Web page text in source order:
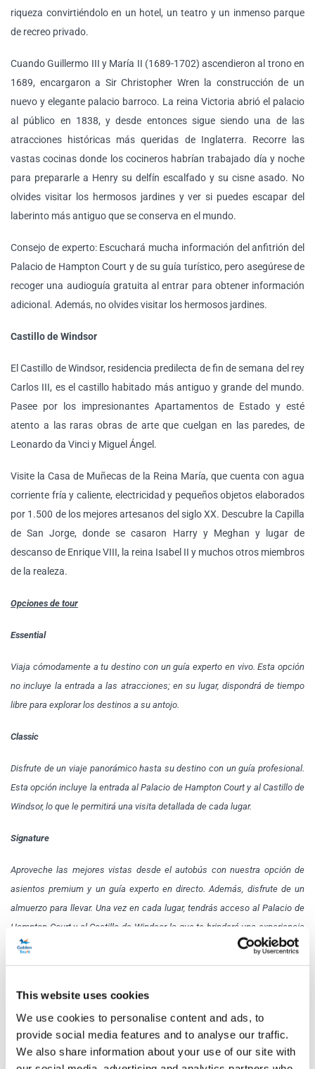
This website uses cookies
We use cookies to personalise content and ads, to
provide social media features and to analyse our traffic.
We also share information about your use of our site with
riqueza convirtiéndolo en un hotel, un teatro y un inmenso parque
de recreo privado.
Cuando Guillermo III y María II (1689-1702) ascendieron al trono en
1689, encargaron a Sir Christopher Wren la construcción de un
nuevo y elegante palacio barroco. La reina Victoria abrió el palacio
al público en 1838, y desde entonces sigue siendo una de las
atracciones históricas más queridas de Inglaterra. Recorre las
vastas cocinas donde los cocineros habrían trabajado día y noche
para prepararle a Henry su delfín escalfado y su cisne asado. No
olvides visitar los hermosos jardines y ver si puedes escapar del
laberinto más antiguo que se conserva en el mundo.
Consejo de experto: Escuchará mucha información del anfitrión del
Palacio de Hampton Court y de su guía turístico, pero asegúrese de
recoger una audioguía gratuita al entrar para obtener información
adicional. Además, no olvides visitar los hermosos jardines.
Castillo de Windsor
El Castillo de Windsor, residencia predilecta de fin de semana del rey
Carlos III, es el castillo habitado más antiguo y grande del mundo.
Pasee por los impresionantes Apartamentos de Estado y esté
atento a las raras obras de arte que cuelgan en las paredes, de
Leonardo da Vinci y Miguel Ángel.
Visite la Casa de Muñecas de la Reina María, que cuenta con agua
corriente fría y caliente, electricidad y pequeños objetos elaborados
por 1.500 de los mejores artesanos del siglo XX. Descubre la Capilla
de San Jorge, donde se casaron Harry y Meghan y lugar de
descanso de Enrique VIII, la reina Isabel II y muchos otros miembros
de la realeza.
Opciones de tour
Essential
Viaja cómodamente a tu destino con un guía experto en vivo. Esta opción
no incluye la entrada a las atracciones; en su lugar, dispondrá de tiempo
libre para explorar los destinos a su antojo.
Classic
Disfrute de un viaje panorámico hasta su destino con un guía profesional.
Esta opción incluye la entrada al Palacio de Hampton Court y al Castillo de
Windsor, lo que le permitirá una visita detallada de cada lugar.
Signature
Aproveche las mejores vistas desde el autobús con nuestra opción de
asientos premium y un guía experto en directo. Además, disfrute de un
almuerzo para llevar. Una vez en cada lugar, tendrás acceso al Palacio de
Hampton Court y al Castillo de Windsor, lo que te brindará una experiencia
completa e inmersiva.
Programa
Días de funcionamiento: jueves - lunes